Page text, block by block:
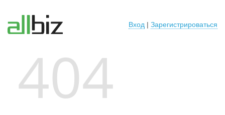
Вход | Зарегистрироваться
404